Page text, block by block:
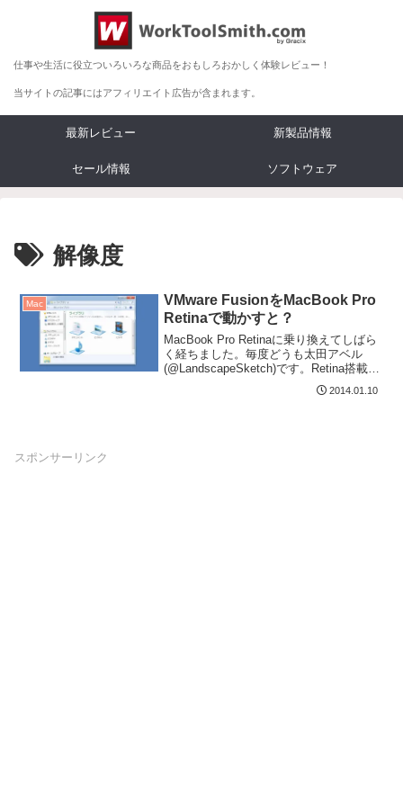
仕事や生活に役立ついろいろな商品をおもしろおかしく体験レビュー！
当サイトの記事にはアフィリエイト広告が含まれます。
最新レビュー 新製品情報
セール情報 ソフトウェア
解像度
Mac
VMware FusionをMacBook Pro
Retinaで動かすと？
MacBook Pro Retinaに乗り換えてしばら
く経ちました。毎度どうも太田アベル
(@LandscapeSketch)です。Retina搭載の
2014.01.10
スポンサーリンク